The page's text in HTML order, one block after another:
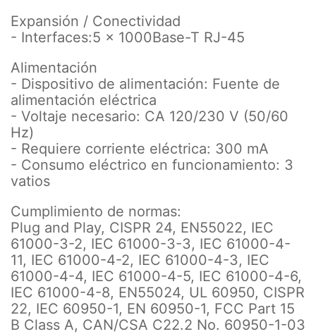
Expansión / Conectividad
- Interfaces:5 x 1000Base-T RJ-45
Alimentación
- Dispositivo de alimentación: Fuente de
alimentación eléctrica
- Voltaje necesario: CA 120/230 V (50/60
Hz)
- Requiere corriente eléctrica: 300 mA
- Consumo eléctrico en funcionamiento: 3
vatios
Cumplimiento de normas:
Plug and Play, CISPR 24, EN55022, IEC
61000-3-2, IEC 61000-3-3, IEC 61000-4-
11, IEC 61000-4-2, IEC 61000-4-3, IEC
61000-4-4, IEC 61000-4-5, IEC 61000-4-6,
IEC 61000-4-8, EN55024, UL 60950, CISPR
22, IEC 60950-1, EN 60950-1, FCC Part 15
B Class A, CAN/CSA C22.2 No. 60950-1-03